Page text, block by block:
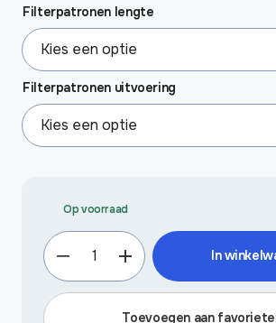
Filterpatronen lengte
Filterpatronen uitvoering
Op voorraad
Lood
(zware
metalen)
filter
In
Toevoegen aan